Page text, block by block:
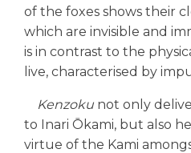
of the foxes shows their
which are invisible and
is in contrast to the
live, characterised by
Kenzoku not only
to Inari Ōkami, but also
virtue of the Kami